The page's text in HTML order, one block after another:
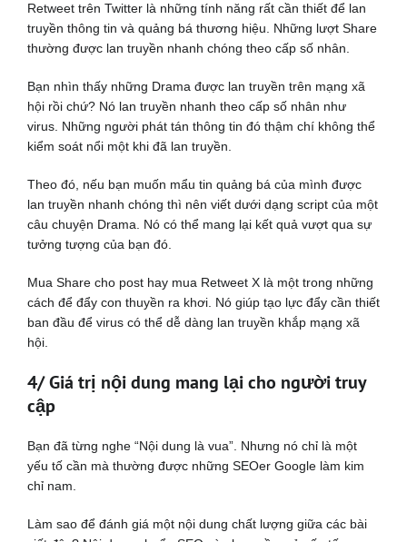
Retweet trên Twitter là những tính năng rất cần thiết để lan
truyền thông tin và quảng bá thương hiệu. Những lượt Share
thường được lan truyền nhanh chóng theo cấp số nhân.
Bạn nhìn thấy những Drama được lan truyền trên mạng xã
hội rồi chứ? Nó lan truyền nhanh theo cấp số nhân như
virus. Những người phát tán thông tin đó thậm chí không thể
kiểm soát nổi một khi đã lan truyền.
Theo đó, nếu bạn muốn mẩu tin quảng bá của mình được
lan truyền nhanh chóng thì nên viết dưới dạng script của một
câu chuyện Drama. Nó có thể mang lại kết quả vượt qua sự
tưởng tượng của bạn đó.
Mua Share cho post hay mua Retweet X là một trong những
cách để đẩy con thuyền ra khơi. Nó giúp tạo lực đẩy cần thiết
ban đầu để virus có thể dễ dàng lan truyền khắp mạng xã
hội.
4/ Giá trị nội dung mang lại cho người truy
cập
Bạn đã từng nghe “Nội dung là vua”. Nhưng nó chỉ là một
yếu tố cần mà thường được những SEOer Google làm kim
chỉ nam.
Làm sao để đánh giá một nội dung chất lượng giữa các bài